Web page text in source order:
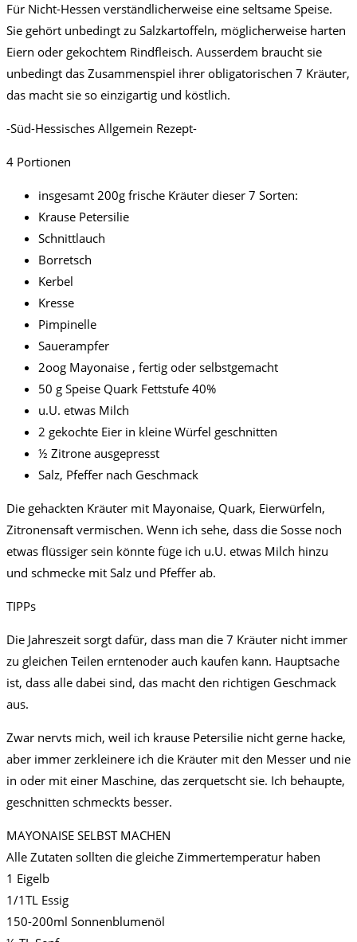
Für Nicht-Hessen verständlicherweise eine seltsame Speise.
Sie gehört unbedingt zu Salzkartoffeln, möglicherweise harten
Eiern oder gekochtem Rindfleisch. Ausserdem braucht sie
unbedingt das Zusammenspiel ihrer obligatorischen 7 Kräuter,
das macht sie so einzigartig und köstlich.
-Süd-Hessisches Allgemein Rezept-
4 Portionen
insgesamt 200g frische Kräuter dieser 7 Sorten:
Krause Petersilie
Schnittlauch
Borretsch
Kerbel
Kresse
Pimpinelle
Sauerampfer
2oog Mayonaise , fertig oder selbstgemacht
50 g Speise Quark Fettstufe 40%
u.U. etwas Milch
2 gekochte Eier in kleine Würfel geschnitten
½ Zitrone ausgepresst
Salz, Pfeffer nach Geschmack
Die gehackten Kräuter mit Mayonaise, Quark, Eierwürfeln,
Zitronensaft vermischen. Wenn ich sehe, dass die Sosse noch
etwas flüssiger sein könnte füge ich u.U. etwas Milch hinzu
und schmecke mit Salz und Pfeffer ab.
TIPPs
Die Jahreszeit sorgt dafür, dass man die 7 Kräuter nicht immer
zu gleichen Teilen erntenoder auch kaufen kann. Hauptsache
ist, dass alle dabei sind, das macht den richtigen Geschmack
aus.
Zwar nervts mich, weil ich krause Petersilie nicht gerne hacke,
aber immer zerkleinere ich die Kräuter mit den Messer und nie
in oder mit einer Maschine, das zerquetscht sie. Ich behaupte,
geschnitten schmeckts besser.
MAYONAISE SELBST MACHEN
Alle Zutaten sollten die gleiche Zimmertemperatur haben
1 Eigelb
1/1TL Essig
150-200ml Sonnenblumenöl